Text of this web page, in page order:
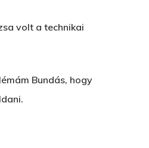
volt a technikai
Bundás, hogy